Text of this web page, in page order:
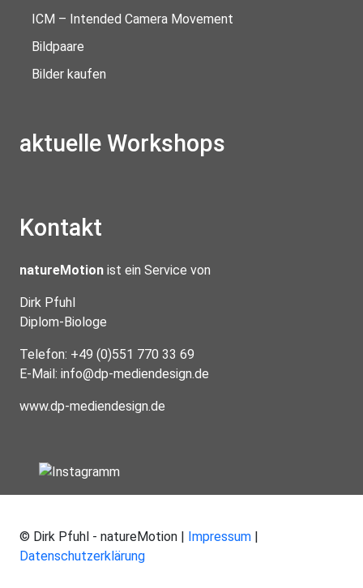
ICM – Intended Camera Movement
Bildpaare
Bilder kaufen
aktuelle Workshops
Kontakt
natureMotion ist ein Service von
Dirk Pfuhl
Diplom-Biologe
Telefon: +49 (0)551 770 33 69
E-Mail: info@dp-mediendesign.de
www.dp-mediendesign.de
© Dirk Pfuhl - natureMotion | Impressum |
Datenschutzerklärung